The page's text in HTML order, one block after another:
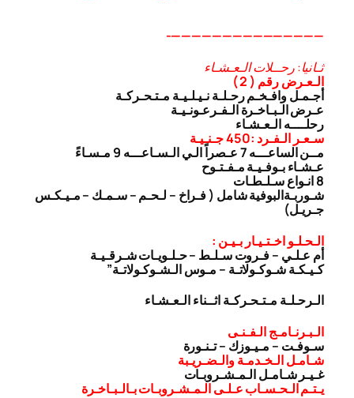
———————————————-
ثـانيا: رحــلات الـعـشـاء
الـعـرض رقم ( 2 )
أجـمـل وافـخـم رحـلـة نـيـلـيـة مـتـحـركـة
عـرض الـبـاخـرة الـفـرعـونـيـة
رحلــــه الـعـشـاء
سـعـر الـفـرد :450 جـنـيـة
مــن الساعـــه 7 عـصراً الـي الـسـاعـــه 9 مـسـاءً
عـشـاء بـوفـيـة مـفـتـوح
8 انـواع سـلـطـات
شـوربـةالبوفية شامل ( فـراخ – لـحـم – سـمـك – مـيـكـس
جـريـل)
الـحـلـو اخـتـيـار بـيـن :
أم عـلـي – فـروت سـلـط – حـلـويـات شـرقـيـة
كـيـكـة شـوكـولاتـة – مـوس الـشـوكـولاتـة”
الـرحـلـة مـتـحـركـة اثــناء الـعـشـاء
الـبـرنـامـج الـفـنـى
سـوفـت – مـيـوزك – تـنـورة
شـامـل الـخـدمـة والـضـريـبة
غـيـر شـامـل الـمـشـروبـات
يـتـم الـحـسـاب عـلـى الـمـشـروبـات بـالـبـاخـرة